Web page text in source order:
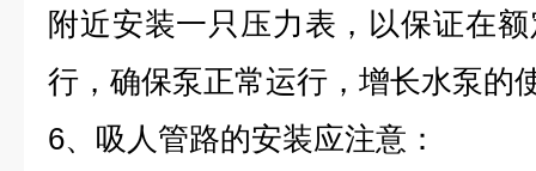
附近安装一只压力表，以保证在
行，确保泵正常运行，增长水泵的
6、吸人管路的安装应注意：